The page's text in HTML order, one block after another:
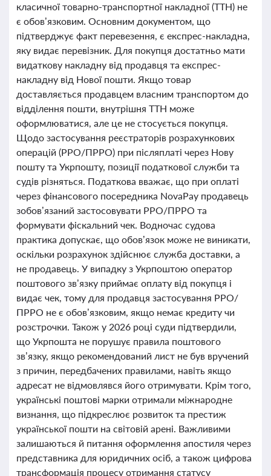
класичної товарно-транспортної накладної (ТТН) не
є обов’язковим. Основним документом, що
підтверджує факт перевезення, є експрес-накладна,
яку видає перевізник. Для покупця достатньо мати
видаткову накладну від продавця та експрес-
накладну від Нової пошти. Якщо товар
доставляється продавцем власним транспортом до
відділення пошти, внутрішня ТТН може
оформлюватися, але це не стосується покупця.
Щодо застосування реєстраторів розрахункових
операцій (РРО/ПРРО) при післяплаті через Нову
пошту та Укрпошту, позиції податкової служби та
судів різняться. Податкова вважає, що при оплаті
через фінансового посередника NovaPay продавець
зобов’язаний застосовувати РРО/ПРРО та
формувати фіскальний чек. Водночас судова
практика допускає, що обов’язок може не виникати,
оскільки розрахунок здійснює служба доставки, а
не продавець. У випадку з Укрпоштою оператор
поштового зв’язку приймає оплату від покупця і
видає чек, тому для продавця застосування РРО/
ПРРО не є обов’язковим, якщо немає кредиту чи
розстрочки. Також у 2026 році суди підтвердили,
що Укрпошта не порушує правила поштового
зв’язку, якщо рекомендований лист не був вручений
з причин, передбачених правилами, навіть якщо
адресат не відмовлявся його отримувати. Крім того,
українські поштові марки отримали міжнародне
визнання, що підкреслює розвиток та престиж
української пошти на світовій арені. Важливими
залишаються й питання оформлення апостиля через
представника для юридичних осіб, а також цифрова
трансформація процесу отримання статусу